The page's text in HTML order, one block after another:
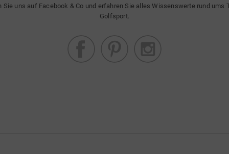
Sie uns auf Facebook & Co und erfahren Sie alles Wissenswerte rund ums
Golfsport.